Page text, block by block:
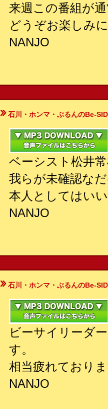
来週この番組が
どうぞお楽しみ
NANJO
石川・ホンマ・ぶるんのBe-
ベーシスト松井
我らが未確認な
本人としてはい
NANJO
石川・ホンマ・ぶるんのBe-
ビーサイリーダ
す。
相当疲れており
NANJO